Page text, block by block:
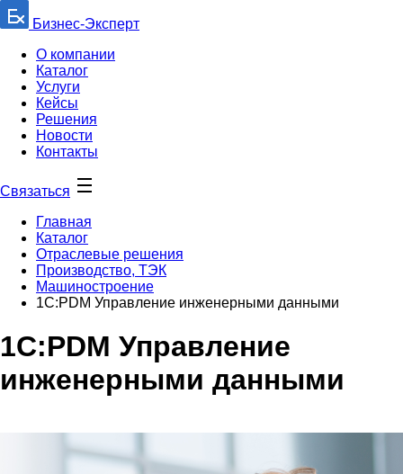
Бизнес-Эксперт
О компании
Каталог
Услуги
Кейсы
Решения
Новости
Контакты
Связаться
Главная
Каталог
Отраслевые решения
Производство, ТЭК
Машиностроение
1С:PDM Управление инженерными данными
1С:PDM Управление
инженерными данными